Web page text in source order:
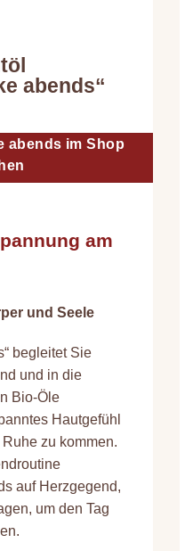
abends“
abends im Shop
am
und Seele
begleitet Sie
und in die
Bio-Öle
Hautgefühl
zu kommen.
auf Herzgegend,
um den Tag